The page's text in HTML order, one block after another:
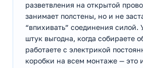
разветвления на открытой
занимает полстены, но и не
“впихивать” соединения силой.
штук выгодна, когда собираете
работаете с электрикой
коробки на всем монтаже — это